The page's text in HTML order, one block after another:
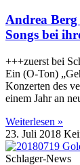
Andrea Berg
Songs bei
+++zuerst bei
Ein (O-Ton)
Konzerten des
einem Jahr an
Weiterlesen »
23. Juli 2018
Schlager-News